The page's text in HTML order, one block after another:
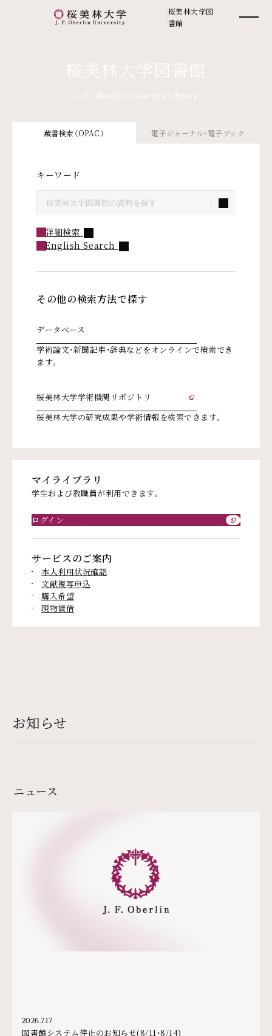
桜美林大学図
書館
桜美林大学図書館
J. F. Oberlin University Library
蔵書検索（OPAC） 電子ジャーナル・電子ブック
キーワードで探す
キーワード
詳細検索 外部リンク
English Search 外部リンク
その他の検索方法で探す
データベース
学術論文・新聞記事・辞典などをオンラインで検索でき
ます。
桜美林大学学術機関リポジトリ
外部リンク
桜美林大学の研究成果や学術情報を検索できます。
マイライブラリ
学生および教職員が利用できます。
ログイン 外部リ
サービスのご案内
本人利用状況確認
文献複写申込
購入希望
現物貸借
お知らせ
ニュース
2026.7.17
図書館システム停止のお知らせ(8/11・8/14)